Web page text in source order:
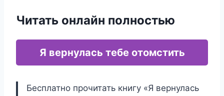
Читать онлайн полностью
Я вернулась тебе отомстить
Бесплатно прочитать книгу «Я вернулась